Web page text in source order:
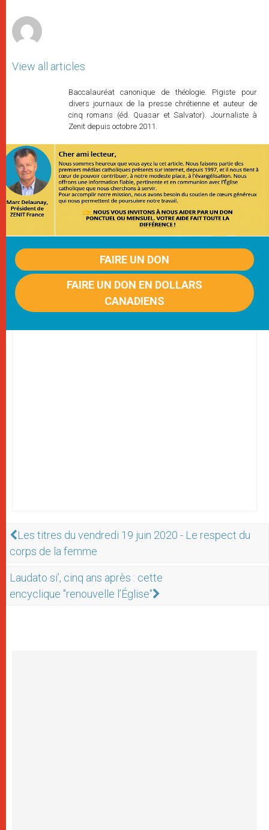
View all articles
Baccalauréat canonique de théologie. Pigiste pour
divers journaux de la presse chrétienne et auteur de
cinq romans (éd. Quasar et Salvator). Journaliste à
Zenit depuis octobre 2011.
FAIRE UN DON
FAIRE UN DON EN DOLLARS
CANADIENS
Les titres du vendredi 19 juin 2020 - Le respect du
corps de la femme
Laudato si’, cinq ans après : cette
encyclique "renouvelle l’Église"